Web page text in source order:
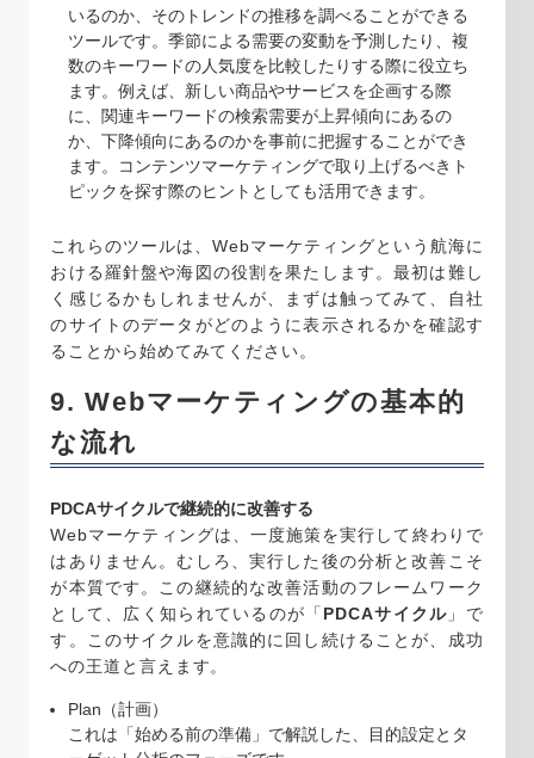
いるのか、そのトレンドの推移を調べることができる
ツールです。季節による需要の変動を予測したり、複
数のキーワードの人気度を比較したりする際に役立ち
ます。例えば、新しい商品やサービスを企画する際
に、関連キーワードの検索需要が上昇傾向にあるの
か、下降傾向にあるのかを事前に把握することができ
ます。コンテンツマーケティングで取り上げるべきト
ピックを探す際のヒントとしても活用できます。
これらのツールは、Webマーケティングという航海に
おける羅針盤や海図の役割を果たします。最初は難し
く感じるかもしれませんが、まずは触ってみて、自社
のサイトのデータがどのように表示されるかを確認す
ることから始めてみてください。
9. Webマーケティングの基本的
な流れ
PDCAサイクルで継続的に改善する
Webマーケティングは、一度施策を実行して終わりで
はありません。むしろ、実行した後の分析と改善こそ
が本質です。この継続的な改善活動のフレームワーク
として、広く知られているのが「 PDCAサイクル 」で
す。このサイクルを意識的に回し続けることが、成功
への王道と言えます。
Plan（計画）
これは「始める前の準備」で解説した、目的設定とタ